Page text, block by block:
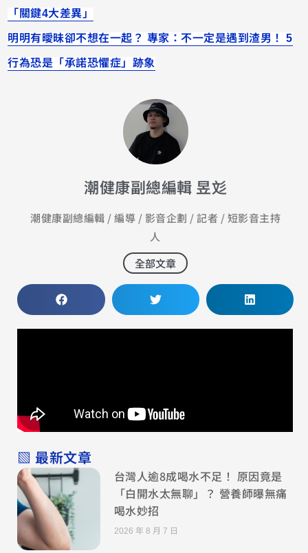
「關鍵4大差異」
明明有曖昧卻不想在一起？ 專家：不一定是遇到渣男！ 5
行為恐是「承諾恐懼症」跡象
潮健康副總編輯 昱彣
潮健康副總編輯 / 編導 / 影音企劃 / 記者 / 短影音主持
人
全部文章
▧ 最新文章
台灣人逾8成喝水不足！ 原因竟是
「白開水太無聊」？ 營養師曝無痛
喝水妙招
2026 年 8 月 7 日